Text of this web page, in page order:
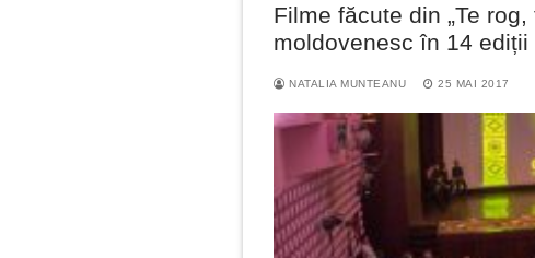
Caută
după:
Filme făcute din „Te
moldovenesc în 14 ediții
NATALIA MUNTEANU 25 MAI 2017